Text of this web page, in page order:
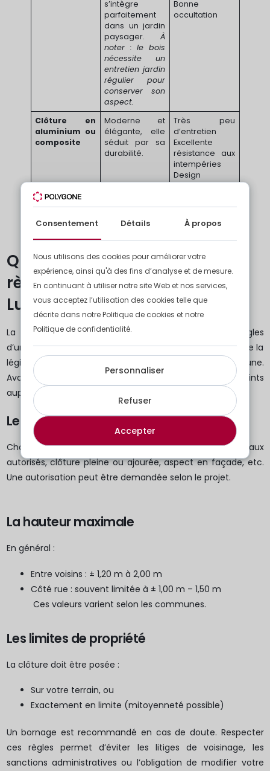
s’intègre
parfaitement
dans un jardin
paysager.À
noter : le bois
nécessite un
entretien jardin
régulier pour
conserver son
aspect.
Bonne
occultation
Clôture en
aluminium ou
composite
Moderne et
élégante, elle
séduit par sa
durabilité.
Très peu
d’entretien
Excellente
résistance aux
intempéries
Design
contemporain
Quelle hauteur et quelles
règles respecter au
Luxembourg ?
La pose d’une clôture est encadrée par des règles
d’urbanisme. Au Luxembourg, elles dépendent à la fois de la
législation nationale et du règlement de votre commune.
Avant l’installation, il est conseillé de vérifier quelques points
auprès du service urbanisme :
Les règles communales (PAG)
Chaque commune fixe ses propres exigences : matériaux
autorisés, clôture pleine ou ajourée, aspect en façade, etc.
Une autorisation peut être demandée selon le projet.
La hauteur maximale
En général :
Entre voisins : ± 1,20 m à 2,00 m
Côté rue : souvent limitée à ± 1,00 m – 1,50 m
Ces valeurs varient selon les communes.
Les limites de propriété
La clôture doit être posée :
Sur votre terrain, ou
Exactement en limite (mitoyenneté possible)
Un bornage est recommandé en cas de doute. Respecter
ces règles permet d’éviter les litiges de voisinage, les
sanctions administratives ou l’obligation de modifier votre
Consentement Détails À propos
Nous utilisons des cookies pour améliorer votre
expérience, ainsi qu'à des fins d’analyse et de mesure.
En continuant à utiliser notre site Web et nos services,
vous acceptez l’utilisation des cookies telle que
décrite dans notre Politique de cookies et notre
Politique de confidentialité.
Accepter
Refuser
Personnaliser